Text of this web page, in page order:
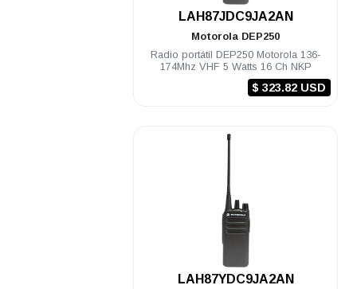
LAH87JDC9JA2AN
Motorola DEP250
Radio portátil DEP250 Motorola 136-
174Mhz VHF 5 Watts 16 Ch NKP
$ 323.82 USD
LAH87YDC9JA2AN